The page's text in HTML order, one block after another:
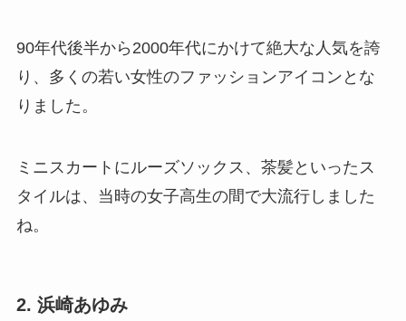
90年代後半から2000年代にかけて絶大な人気を誇
り、多くの若い女性のファッションアイコンとな
りました。
ミニスカートにルーズソックス、茶髪といったス
タイルは、当時の女子高生の間で大流行しました
ね。
2. 浜崎あゆみ